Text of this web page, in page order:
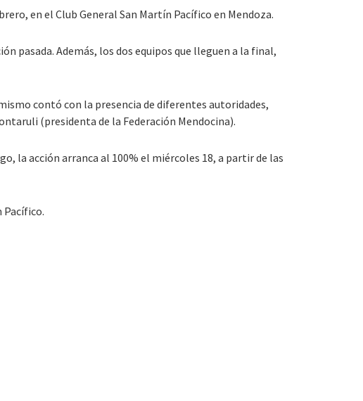
en el Club General San Martín Pacífico en Mendoza.
pasada. Además, los dos equipos que lleguen a la final,
contó con la presencia de diferentes autoridades,
(presidenta de la Federación Mendocina).
la acción arranca al 100% el miércoles 18, a partir de las
Pacífico.